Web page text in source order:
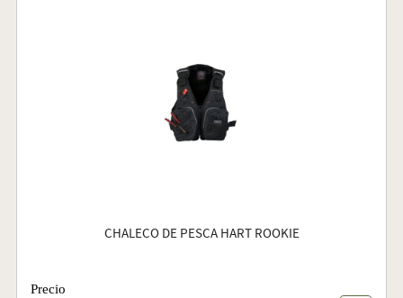
CHALECO DE PESCA HART ROOKIE
Precio